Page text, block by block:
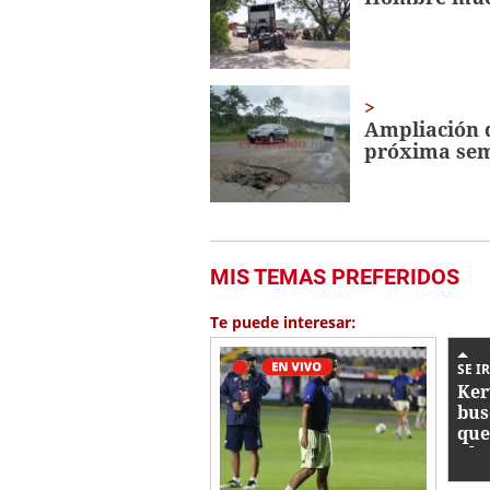
Ampliación
próxima
MIS TEMAS PREFERIDOS
Te puede interesar:
SE